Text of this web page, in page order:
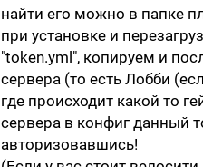
найти его можно в папке
при установке и
"token.yml", копируем и
сервера (то есть Лобби
где происходит какой то
сервера в конфиг данный
авторизовавшись!